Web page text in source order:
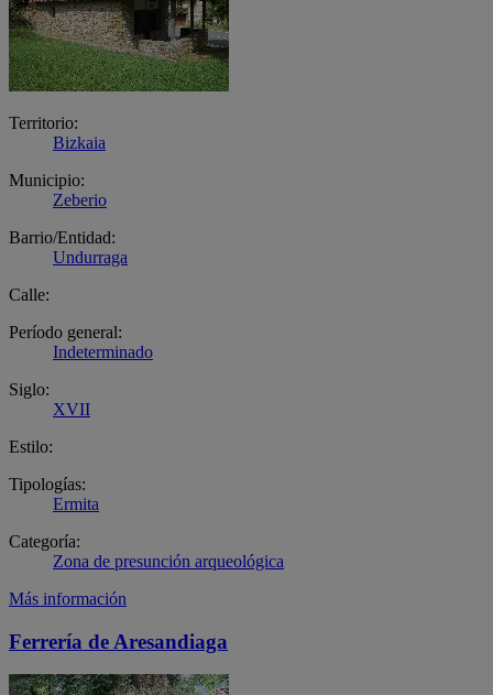
Territorio:
Bizkaia
Municipio:
Zeberio
Barrio/Entidad:
Undurraga
Calle:
Período general:
Indeterminado
Siglo:
XVII
Estilo:
Tipologías:
Ermita
Categoría:
Zona de presunción arqueológica
Más información
Ferrería de Aresandiaga